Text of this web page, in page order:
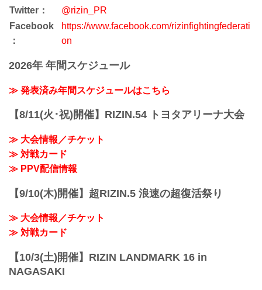
Twitter：
@rizin_PR
Facebook
：
https://www.facebook.com/rizinfightingfederati
on
2026年 年間スケジュール
≫ 発表済み年間スケジュールはこちら
【8/11(火･祝)開催】RIZIN.54 トヨタアリーナ大会
≫ 大会情報／チケット
≫ 対戦カード
≫ PPV配信情報
【9/10(木)開催】超RIZIN.5 浪速の超復活祭り
≫ 大会情報／チケット
≫ 対戦カード
【10/3(土)開催】RIZIN LANDMARK 16 in
NAGASAKI